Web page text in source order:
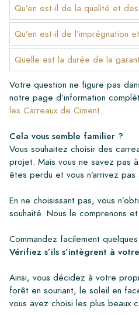
Qu’en est-il de la qualité et
Qu’en est-il de l’imprégnation
Quelle est la durée de la
Votre question ne figure pas
notre page d’information
les Carreaux de Ciment.
Cela vous semble familier ?
Vous souhaitez choisir des
projet. Mais vous ne savez pas
êtes perdu et vous n’arrivez
En ne choisissant pas, vous
souhaité. Nous le comprenons
Commandez facilement
Vérifiez s’ils s’intègrent à
Ainsi, vous décidez à votre
forêt en souriant, le soleil en
vous avez choisi les plus beaux